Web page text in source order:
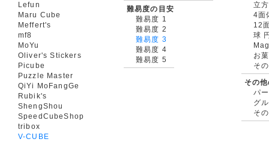
Lefun
Maru Cube
Meffert's
mf8
MoYu
Oliver's Stickers
Picube
Puzzle Master
QiYi MoFangGe
Rubik's
ShengShou
SpeedCubeShop
tribox
V-CUBE
難易度の目安
難易度 1
難易度 2
難易度 3
難易度 4
難易度 5
立
4面
12
球
お
そ
その
パ
グ
そ